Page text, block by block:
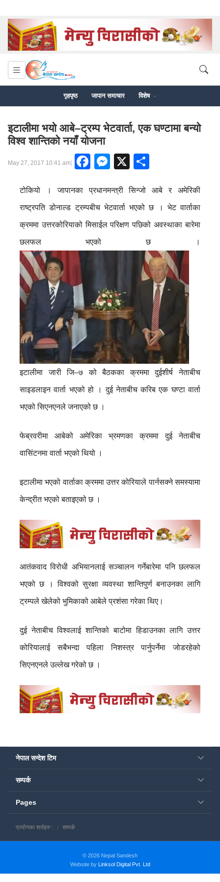
गृहपृष्ठ जापान समाचार विशेष
इटालीमा भयो आबे–ट्रम्प भेटवार्ता, एक घण्टामा बन्यो
विश्व शान्तिको नयाँ योजना
May 27, 2017 10:41 am| Facebook
Messenger
X
टोकियो । जापानका प्रधानमन्त्री सिन्जो आबे र अमेरिकी
राष्ट्रपति डोनाल्ड ट्रम्पबीच भेटवार्ता भएको छ । भेट वार्ताका
क्रममा उत्तरकोरियाको मिसाईल परिक्षण पछिको अवस्थाका बारेमा
छलफल भएको छ ।
इटालीमा जारी जि–७ को बैठकका क्रममा दुईशीर्ष नेताबीच
साइडलाइन वार्ता भएको हो । दुई नेताबीच करिब एक घण्टा वार्ता
भएको सिएनएनले जनाएको छ ।
फेब्रवरीमा आबेको अमेरिका भ्रमणका क्रममा दुई नेताबीच
वासिंटनमा वार्ता भएको थियो ।
इटालीमा भएको वार्ताका क्रममा उत्तर कोरियाले पार्नसक्ने समस्यामा
केन्द्रीत भएको बताइएको छ ।
आतंकवाद विरोधी अभियानलाई सञ्चालन गर्नेबारेमा पनि छलफल
भएको छ । विश्वको सुरक्षा व्यवस्था शान्तिपुर्ण बनाउनका लागि
ट्रम्पले खेलेको भुमिकाको आबेले प्रशंसा गरेका थिए।
दुई नेताबीच विश्वलाई शान्तिको बाटोमा हिडाउनका लागि उत्तर
कोरियालाई सबैभन्दा पहिला निशस्त्र पार्नुपर्नेमा जोडरहेको
सिएनएनले उल्लेख गरेको छ ।
नेपाल सन्देश टिम
सम्पर्क
Pages
प्रयोगका शर्तहरु : सम्पर्क
© 2026 Nepal Sandesh
Website by Linksol Digital Pvt. Ltd